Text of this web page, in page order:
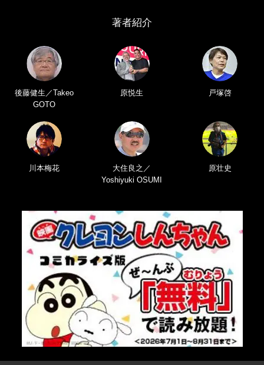
著者紹介
後藤健生／Takeo
GOTO
原悦生 戸塚啓
川本梅花
大住良之／
Yoshiyuki OSUMI
原壮史